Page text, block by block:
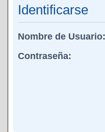
Identificarse
Nombre de Usuario:
Contraseña: